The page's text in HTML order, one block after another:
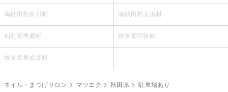
南秋田郡井川町 南秋田郡大潟村
仙北郡美郷町 雄勝郡羽後町
雄勝郡東成瀬村
ネイル・まつげサロン マツエク 秋田県 駐車場あり